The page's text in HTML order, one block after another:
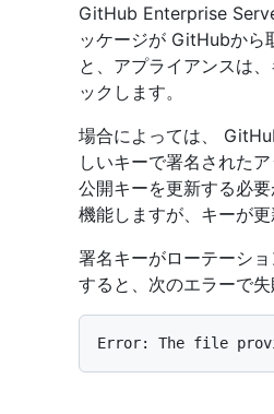
GitHub Enterprise
ッケージが GitHubから
と、アプライアンスは
ックします。
場合によっては、
しいキーで署名された
公開キーを更新する必
機能しますが、キーが
署名キーがローテーシ
すると、次のエラーで失